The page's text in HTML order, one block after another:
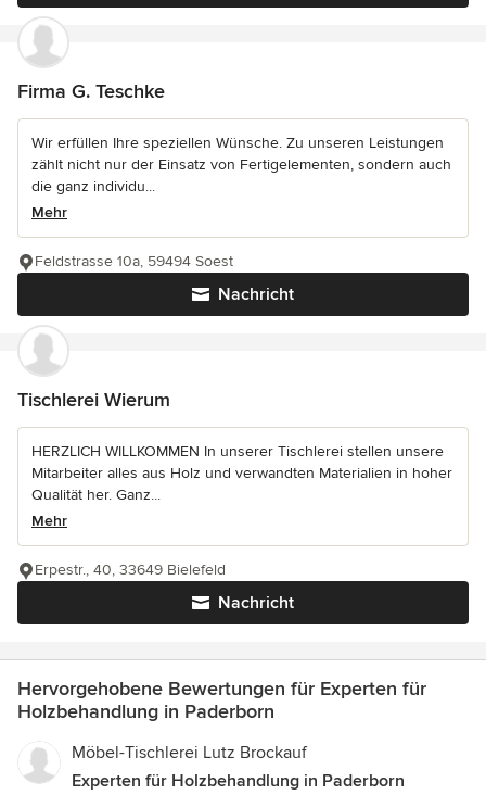
Firma G. Teschke
Wir erfüllen Ihre speziellen Wünsche. Zu unseren Leistungen
zählt nicht nur der Einsatz von Fertigelementen, sondern auch
die ganz individu...
Mehr
Nachricht
Feldstrasse 10a, 59494 Soest
Tischlerei Wierum
HERZLICH WILLKOMMEN In unserer Tischlerei stellen unsere
Mitarbeiter alles aus Holz und verwandten Materialien in hoher
Qualität her. Ganz...
Mehr
Nachricht
Erpestr., 40, 33649 Bielefeld
Hervorgehobene Bewertungen für Experten für
Holzbehandlung in Paderborn
Möbel-Tischlerei Lutz Brockauf
Experten für Holzbehandlung in Paderborn